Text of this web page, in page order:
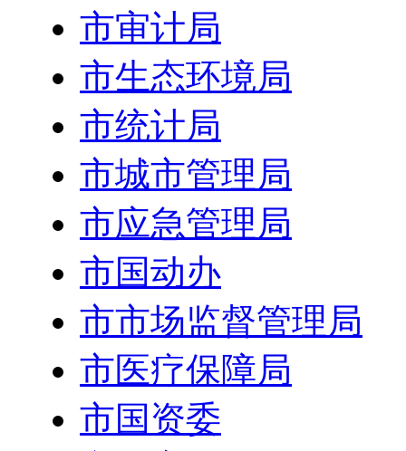
市审计局
市生态环境局
市统计局
市城市管理局
市应急管理局
市国动办
市市场监督管理局
市医疗保障局
市国资委